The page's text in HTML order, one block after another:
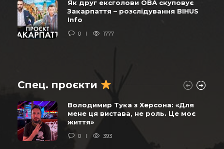
Як друг ексголови ОВА скуповує
Закарпаття – розслідування BIHUS
Info
0 1777
Спец. проєкти
Володимир Тука з Херсона: «Для
мене ця вистава, не роль. Це моє
життя»
0 393